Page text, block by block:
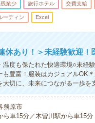
残業少 旅行ホテル 交費支給
ーティン Excel
休あり！＞未経験歓迎！
温度も保たれた快適環境○未経
も豊富！服装はカジュアルOK
切に、未来につながる一歩を
務原市
ら車15分／木曽川駅から車15分